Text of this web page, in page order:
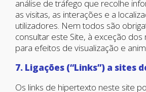
análise de tráfego que recolhe
as visitas, as interações e a
utilizadores. Nem todos são
consultar este Site, à exceção dos
para efeitos de visualização e
7. Ligações (“Links”) a sites
Os links de hipertexto neste site